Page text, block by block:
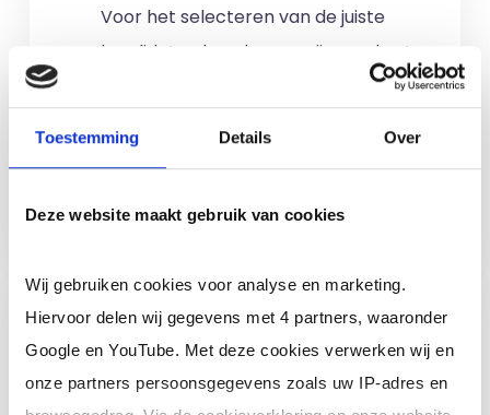
Toestemming Details Over
Deze website maakt gebruik van cookies
Wij gebruiken cookies voor analyse en marketing.
Hiervoor delen wij gegevens met 4 partners, waaronder
Google en YouTube. Met deze cookies verwerken wij en
onze partners persoonsgegevens zoals uw IP-adres en
Voor het selecteren van de juiste
kandidaten berekenen wij geen kosten.
Kosten worden
voor u aan de slag gaat.
Meer informatie
Ik ben een interim,
freelance of ZZP
professional (of ik wil in
loondienst)